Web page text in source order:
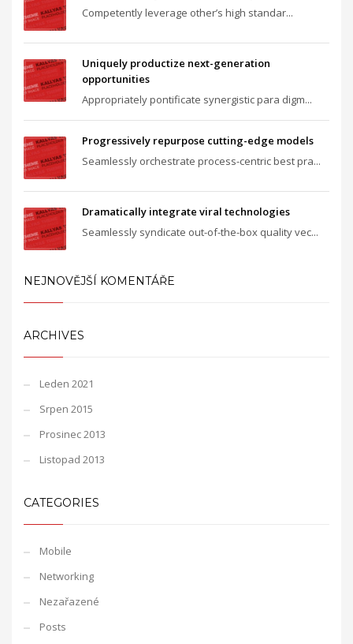
Competently leverage other’s high standar...
Uniquely productize next-generation
opportunities
Appropriately pontificate synergistic para digm...
Progressively repurpose cutting-edge models
Seamlessly orchestrate process-centric best pra...
Dramatically integrate viral technologies
Seamlessly syndicate out-of-the-box quality vec...
NEJNOVĚJŠÍ KOMENTÁŘE
ARCHIVES
Leden 2021
Srpen 2015
Prosinec 2013
Listopad 2013
CATEGORIES
Mobile
Networking
Nezařazené
Posts